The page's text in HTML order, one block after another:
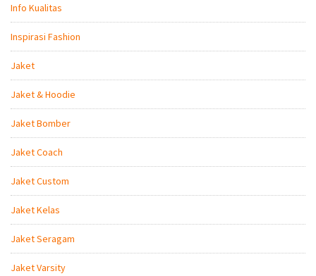
Info Kualitas
Inspirasi Fashion
Jaket
Jaket & Hoodie
Jaket Bomber
Jaket Coach
Jaket Custom
Jaket Kelas
Jaket Seragam
Jaket Varsity